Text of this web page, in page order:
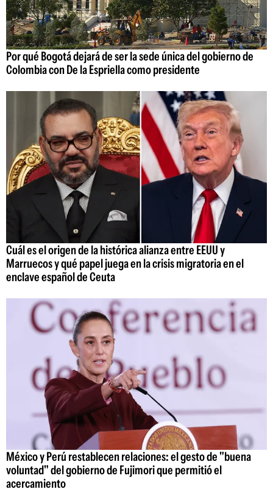
Por qué Bogotá dejará de ser la sede única del gobierno de
Colombia con De la Espriella como presidente
Cuál es el origen de la histórica alianza entre EEUU y
Marruecos y qué papel juega en la crisis migratoria en el
enclave español de Ceuta
México y Perú restablecen relaciones: el gesto de "buena
voluntad" del gobierno de Fujimori que permitió el
acercamiento